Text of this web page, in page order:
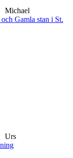
Michael
Gamla stan i St.
Urs